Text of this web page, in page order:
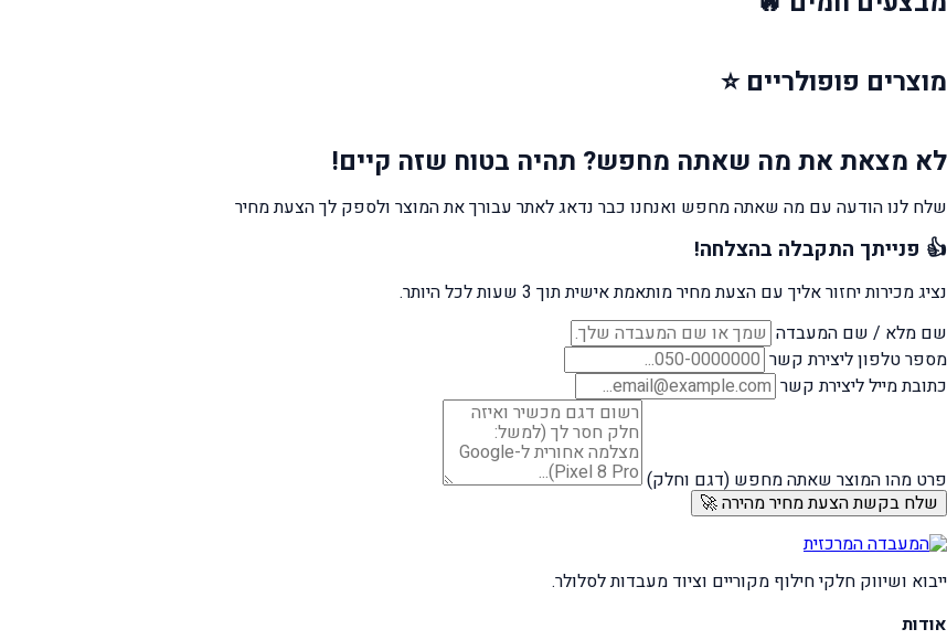
מוצרים פופולריים ⭐
לא מצאת את מה שאתה מחפש? תהיה בטוח שזה קיים!
שלח לנו הודעה עם מה שאתה מחפש ואנחנו כבר נדאג לאתר עבורך את המוצר ולספק לך הצעת מחיר
👍 פנייתך התקבלה בהצלחה!
נציג מכירות יחזור אליך עם הצעת מחיר מותאמת אישית תוך 3 שעות לכל היותר.
שם מלא / שם המעבדה
מספר טלפון ליצירת קשר
כתובת מייל ליצירת קשר
פרט מהו המוצר שאתה מחפש (דגם וחלק)
שלח בקשת הצעת מחיר מהירה 🚀
ייבוא ושיווק חלקי חילוף מקוריים וציוד מעבדות לסלולר.
אודות